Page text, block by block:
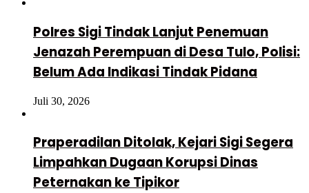
Polres Sigi Tindak Lanjut Penemuan
Jenazah Perempuan di Desa Tulo, Polisi:
Belum Ada Indikasi Tindak Pidana
Juli 30, 2026
Praperadilan Ditolak, Kejari Sigi Segera
Limpahkan Dugaan Korupsi Dinas
Peternakan ke Tipikor